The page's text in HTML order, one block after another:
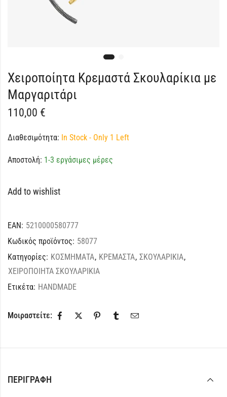
Χειροποίητα Κρεμαστά Σκουλαρίκια με
Μαργαριτάρι
110,00 €
Διαθεσιμότητα: In Stock - Only 1 Left
Αποστολή: 1-3 εργάσιμες μέρες
Add to wishlist
EAN: 5210000580777
Κωδικός προϊόντος: 58077
Κατηγορίες: ΚΟΣΜΗΜΑΤΑ, ΚΡΕΜΑΣΤΑ, ΣΚΟΥΛΑΡΙΚΙΑ,
ΧΕΙΡΟΠΟΙΗΤΑ ΣΚΟΥΛΑΡΙΚΙΑ
Ετικέτα: HANDMADE
Μοιραστείτε:
ΠΕΡΙΓΡΑΦΉ